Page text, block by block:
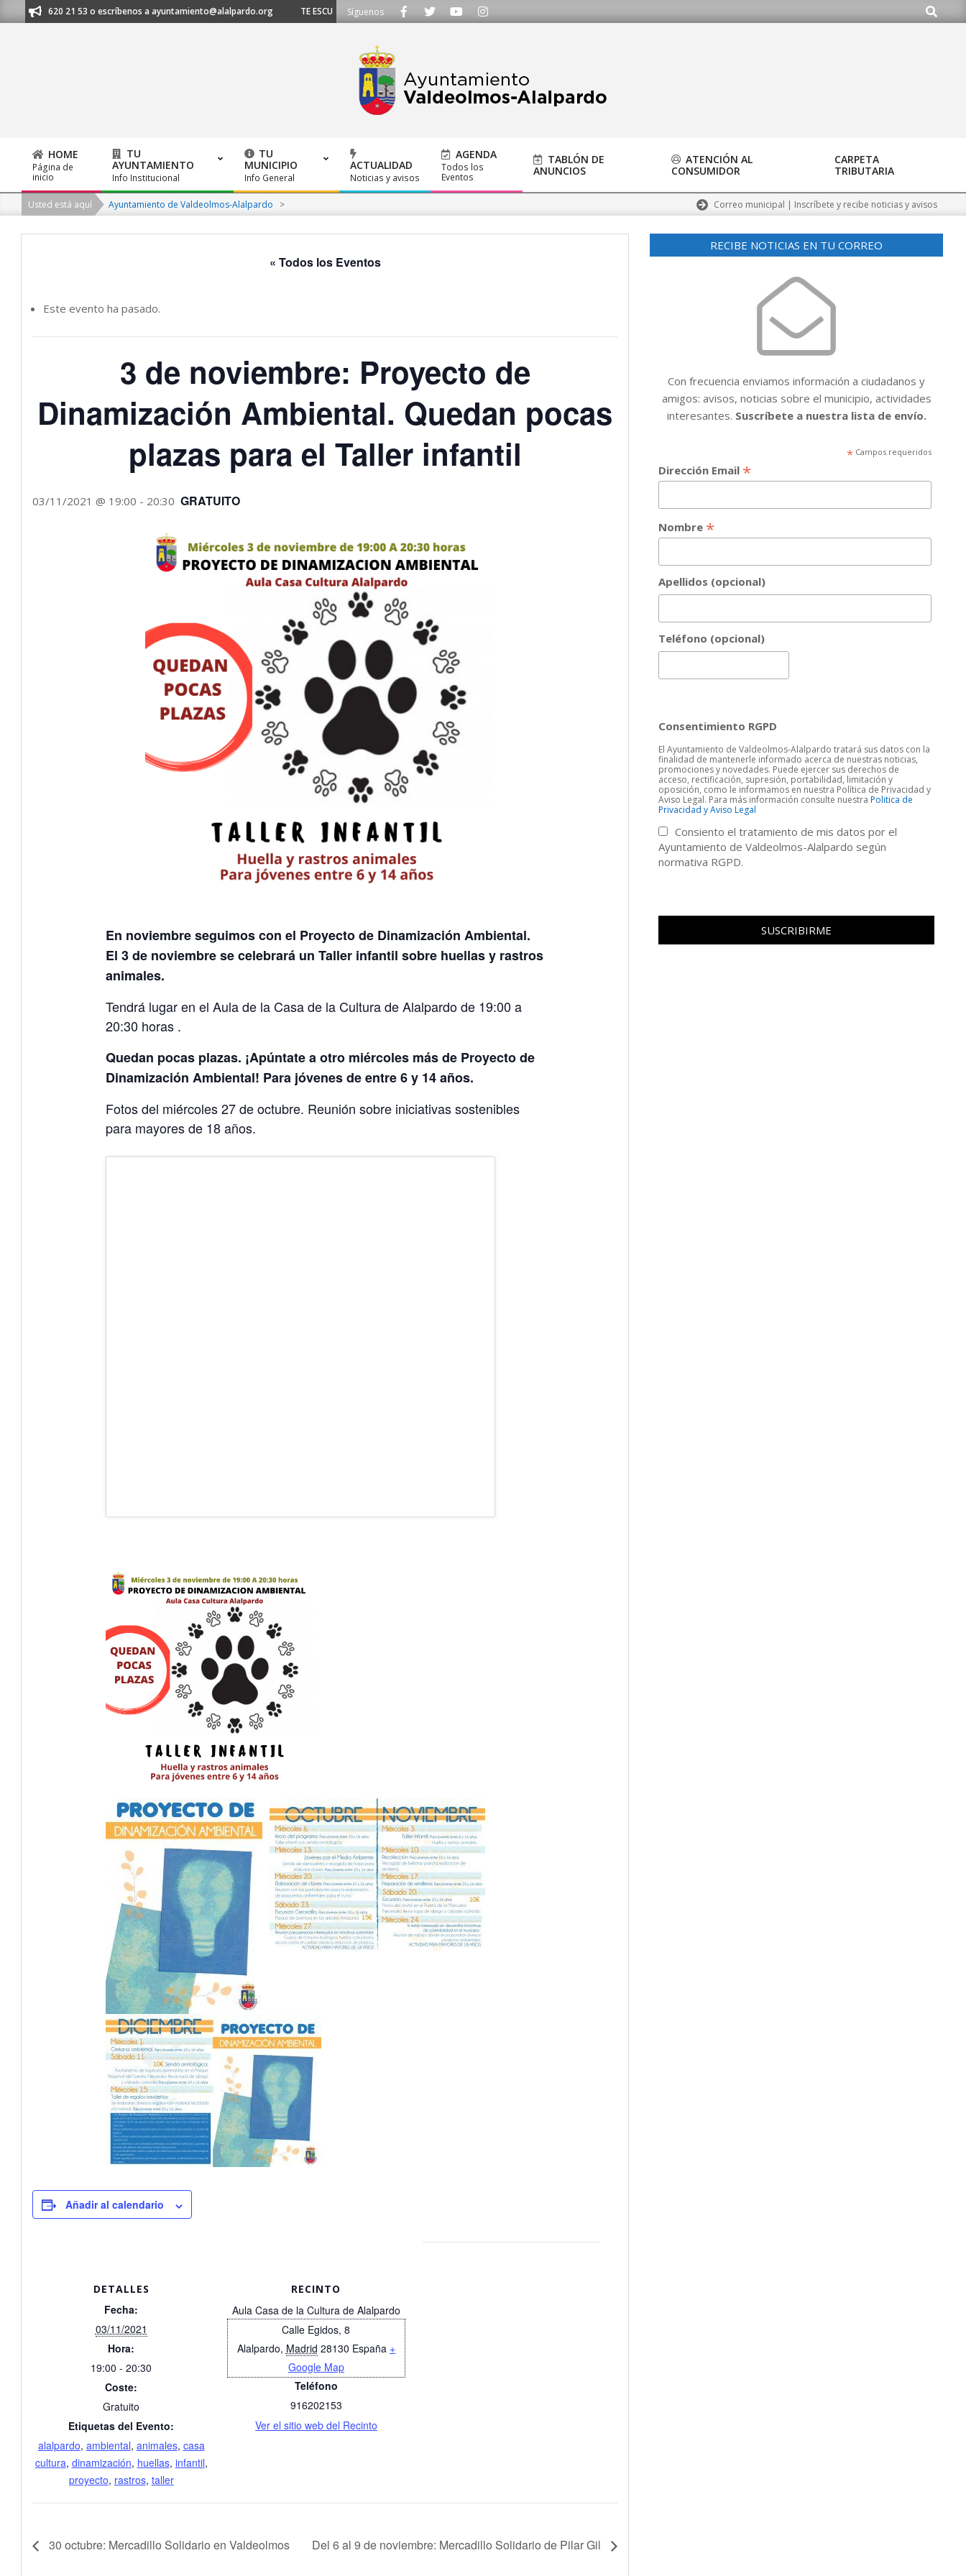
to
al 91 620 21 53 o escríbenos a ayuntamiento@alalpardo.org TE ESCUCHAMOS - Llámanos al 91 620 21 53 o escríbenos a ayuntamiento@alalpardo.org
Síguenos Buscar
Primary
Navigation
Menu
HOME
Página de
inicio
TU
AYUNTAMIENTO
Info Institucional
TU
MUNICIPIO
Info General
ACTUALIDAD
Noticias y avisos
AGENDA
Todos los
Eventos
TABLÓN DE
ANUNCIOS
ATENCIÓN AL
CONSUMIDOR
CARPETA
TRIBUTARIA
Usted está aquí Ayuntamiento de Valdeolmos-Alalpardo > Correo municipal | Inscríbete y recibe noticias y avisos
« Todos los Eventos
Este evento ha pasado.
3 de noviembre: Proyecto de
Dinamización Ambiental. Quedan pocas
plazas para el Taller infantil
03/11/2021 @ 19:00 - 20:30 GRATUITO
En noviembre seguimos con el Proyecto de Dinamización Ambiental.
El 3 de noviembre se celebrará un Taller infantil sobre huellas y rastros
animales.
Tendrá lugar en el Aula de la Casa de la Cultura de Alalpardo de 19:00 a
20:30 horas .
Quedan pocas plazas. ¡Apúntate a otro miércoles más de Proyecto de
Dinamización Ambiental! Para jóvenes de entre 6 y 14 años.
Fotos del miércoles 27 de octubre. Reunión sobre iniciativas sostenibles
para mayores de 18 años.
Añadir al calendario
DETALLES
Fecha:
03/11/2021
Hora:
19:00 - 20:30
Coste:
Gratuito
Etiquetas del Evento:
alalpardo, ambiental, animales, casa
cultura, dinamización, huellas, infantil,
proyecto, rastros, taller
RECINTO
Aula Casa de la Cultura de Alalpardo
Calle Egidos, 8
Alalpardo, Madrid 28130 España +
Google Map
Teléfono
916202153
Ver el sitio web del Recinto
30 octubre: Mercadillo Solidario en Valdeolmos Del 6 al 9 de noviembre: Mercadillo Solidario de Pilar Gil
RECIBE NOTICIAS EN TU CORREO
Con frecuencia enviamos información a ciudadanos y
amigos: avisos, noticias sobre el municipio, actividades
interesantes. Suscríbete a nuestra lista de envío.
* Campos requeridos
Dirección Email *
Nombre *
Apellidos (opcional)
Teléfono (opcional)
Consentimiento RGPD
El Ayuntamiento de Valdeolmos-Alalpardo tratará sus datos con la
finalidad de mantenerle informado acerca de nuestras noticias,
promociones y novedades. Puede ejercer sus derechos de
acceso, rectificación, supresión, portabilidad, limitación y
oposición, como le informamos en nuestra Política de Privacidad y
Aviso Legal. Para más información consulte nuestraPolitica de
Privacidad y Aviso Legal
Consiento el tratamiento de mis datos por el
Ayuntamiento de Valdeolmos-Alalpardo según
normativa RGPD.